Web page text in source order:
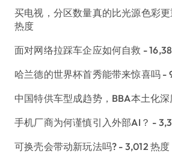
买电视，分区数量真的比光源色彩更
热度
面对网络拉踩车企应如何自救 -
哈兰德的世界杯首秀能带来惊喜吗 -
中国特供车型成趋势，BBA本土化
手机厂商为何谨慎引入外部AI？ -
可换壳会带动新玩法吗? - 3,012 热度